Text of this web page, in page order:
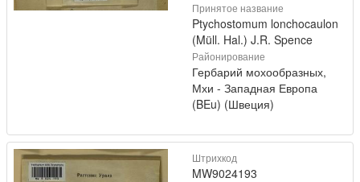
Принятое название
Ptychostomum lonchocaulon
(Müll. Hal.) J.R. Spence
Районирование
Гербарий мохообразных,
Мхи - Западная Европа
(BEu) (Швеция)
Штрихкод
MW9024193